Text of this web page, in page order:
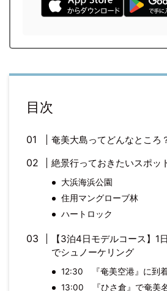
目次
奄美大島ってどんなところ
絶景行っておきたいスポッ
大浜海浜公園
住用マングローブ林
ハートロック
【3泊4日モデルコース】
でシュノーケリング
12:30 『奄美空港』に到
13:00 『ひさ倉』で奄美